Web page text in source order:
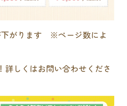
がります ※ページ数によ
詳しくはお問い合わせくださ